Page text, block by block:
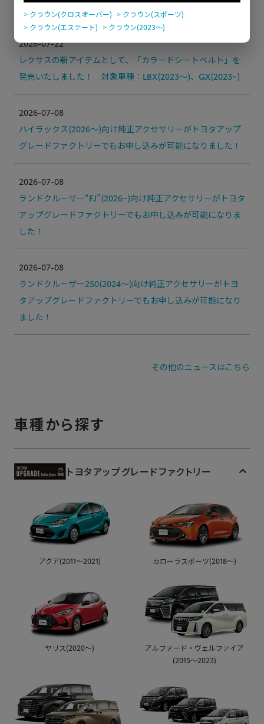
ー(2020～)
2026-07-22
レクサスの新アイテムとして、「カラードシートベルト」を
発売いたしました！ 対象車種：LBX(2023～)、GX(2023~)
2026-07-08
ハイラックス(2026～)向け純正アクセサリーがトヨタアップ
グレードファクトリーでもお申し込みが可能になりました！
2026-07-08
ランドクルーザー“FJ”(2026~)向け純正アクセサリーがトヨタ
アップグレードファクトリーでもお申し込みが可能になりま
した！
2026-07-08
ランドクルーザー250(2024～)向け純正アクセサリーがトヨ
タアップグレードファクトリーでもお申し込みが可能になり
ました！
その他のニュースはこちら
車種から探す
トヨタアップグレードファクトリー
アクア(2011～2021) カローラスポーツ(2018～)
ヤリス(2020～)
アルファード・ヴェルファイア
(2015～2023)
> クラウン(クロスオーバー) > クラウン(スポーツ)
> クラウン(エステート) > クラウン(2023〜)